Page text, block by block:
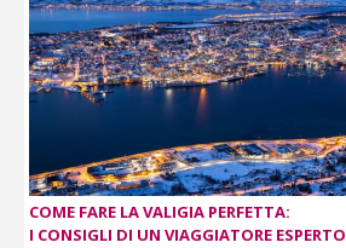
COME FARE LA VALIGIA PERFETTA:
I CONSIGLI DI UN VIAGGIATORE ESPERTO